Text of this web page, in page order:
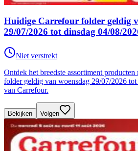
Huidige Carrefour folder geldig
29/07/2026 tot dinsdag 04/08/
Niet verstrekt
Ontdek het breedste assortiment
folder geldig van woensdag 29/07/2026
van Carrefour.
Bekijken Volgen